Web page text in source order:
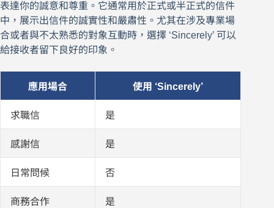
表達你的誠意和尊重。它通常用於正式或半正式的信件
中，展示出信件的誠實性和嚴肅性。尤其在涉及專業場
合或者與不太熟悉的對象互動時，選擇 ‘Sincerely’ 可以
給接收者留下良好的印象。
應用場合 使用 ‘Sincerely’
求職信 是
感謝信 是
日常問候 否
商務合作 是